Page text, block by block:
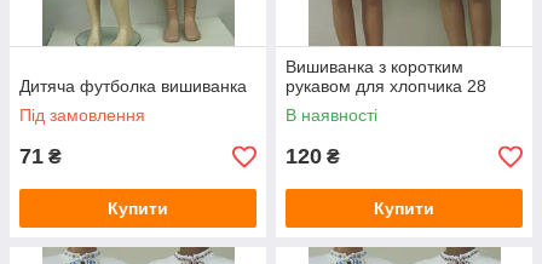
Дитяча футболка вишиванка
Під замовлення
71 ₴
Купити
Вишиванка з коротким
рукавом для хлопчика 28
В наявності
120 ₴
Купити